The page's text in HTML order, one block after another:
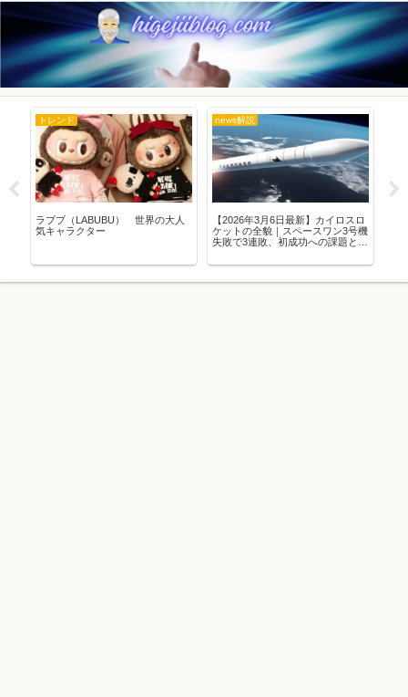
トレンド
ラブブ（LABUBU） 世界の大人
気キャラクター
news解説
【2026年3月6日最新】カイロスロ
ケットの全貌｜スペースワン3号機
失敗で3連敗、初成功への課題とス
説